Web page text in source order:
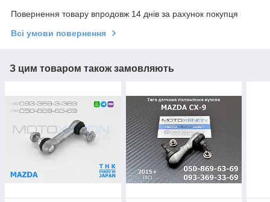
Повернення товару впродовж 14 днів за рахунок покупця
Всі умови повернення
З цим товаром також замовляють